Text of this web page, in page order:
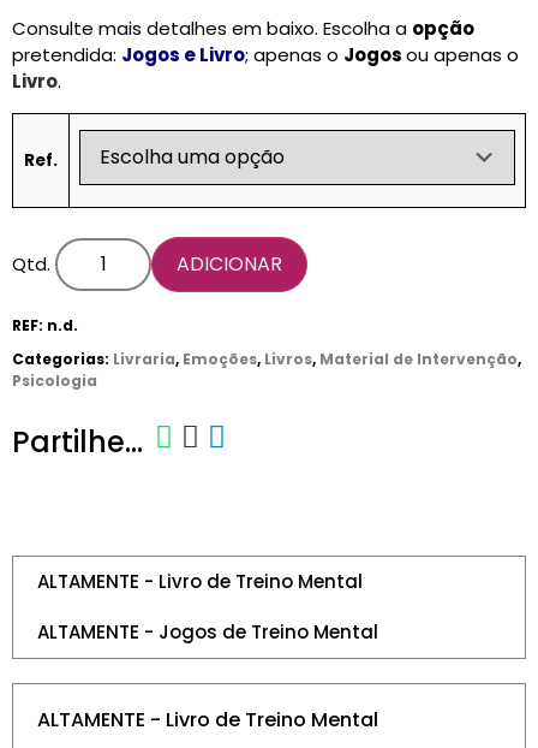
Consulte mais detalhes em baixo. Escolha a opção
pretendida: Jogos e Livro; apenas o Jogosou apenas o
Livro.
Ref.
Qtd. ADICIONAR
REF: n.d.
Categorias: Livraria, Emoções, Livros, Material de Intervenção,
Psicologia
Partilhe...
ALTAMENTE - Livro de Treino Mental
ALTAMENTE - Jogos de Treino Mental
ALTAMENTE - Livro de Treino Mental